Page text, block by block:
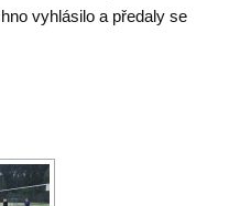
vyhlásilo a předaly se